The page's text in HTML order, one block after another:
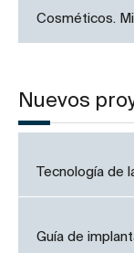
Cosméticos.
Nuevos
Tecnología de
Guía de